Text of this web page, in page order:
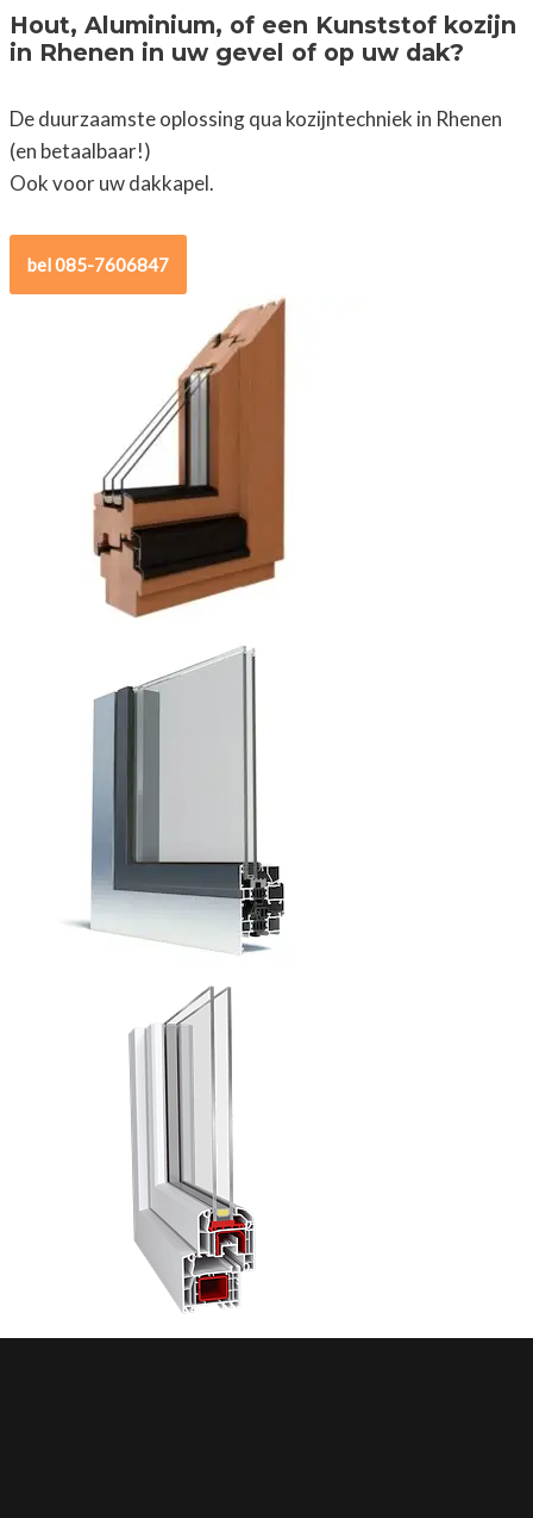
Hout, Aluminium, of een Kunststof kozijn
in Rhenen in uw gevel of op uw dak?
De duurzaamste oplossing qua kozijntechniek in Rhenen
(en betaalbaar!)
Ook voor uw dakkapel.
bel 085-7606847